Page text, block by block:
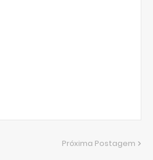
Próxima Postagem